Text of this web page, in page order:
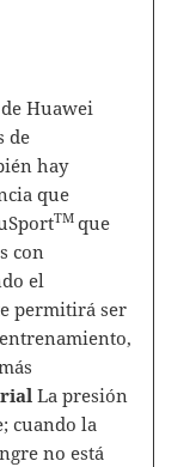
Huawei
de
hay
que
TM que
con
el
permitirá ser
La presión
cuando la
no está